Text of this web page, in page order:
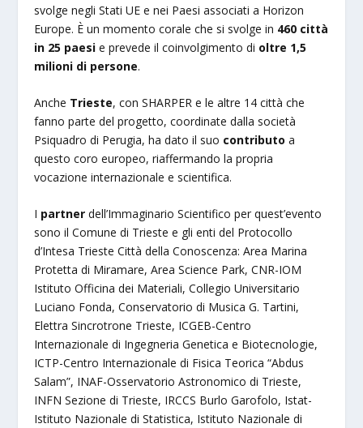
svolge negli Stati UE e nei Paesi associati a Horizon
Europe. È un momento corale che si svolge in 460 città
in 25 paesi e prevede il coinvolgimento di oltre 1,5
milioni di persone.
Anche Trieste, con SHARPER e le altre 14 città che
fanno parte del progetto, coordinate dalla società
Psiquadro di Perugia, ha dato il suo contributoa
questo coro europeo, riaffermando la propria
vocazione internazionale e scientifica.
I partner dell’Immaginario Scientifico per quest’evento
sono il Comune di Trieste e gli enti del Protocollo
d’Intesa Trieste Città della Conoscenza: Area Marina
Protetta di Miramare, Area Science Park, CNR-IOM
Istituto Officina dei Materiali, Collegio Universitario
Luciano Fonda, Conservatorio di Musica G. Tartini,
Elettra Sincrotrone Trieste, ICGEB-Centro
Internazionale di Ingegneria Genetica e Biotecnologie,
ICTP-Centro Internazionale di Fisica Teorica “Abdus
Salam”, INAF-Osservatorio Astronomico di Trieste,
INFN Sezione di Trieste, IRCCS Burlo Garofolo, Istat-
Istituto Nazionale di Statistica, Istituto Nazionale di